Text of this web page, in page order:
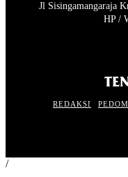
Jl Sisingamangaraja
HP /
REDAKSI
/